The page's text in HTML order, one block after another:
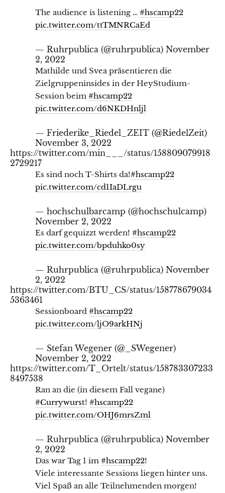
The audience is listening … #hscamp22
pic.twitter.com/ttTMNRCaEd
— Ruhrpublica (@ruhrpublica) November
2, 2022
Mathilde und Svea präsentieren die
Zielgruppeninsides in der HeyStudium-
Session beim #hscamp22
pic.twitter.com/d6NKDHnljl
— Friederike_Riedel_ZEIT (@RiedelZeit)
November 3, 2022
https://twitter.com/min___/status/158809079918
2729217
Es sind noch T-Shirts da!#hscamp22
pic.twitter.com/cd1IaDLrgu
— hochschulbarcamp (@hochschulcamp)
November 2, 2022
Es darf gequizzt werden! #hscamp22
pic.twitter.com/bpduhko0sy
— Ruhrpublica (@ruhrpublica) November
2, 2022
https://twitter.com/BTU_CS/status/158778679034
5363461
Sessionboard #hscamp22
pic.twitter.com/ljO9arkHNj
— Stefan Wegener (@_SWegener)
November 2, 2022
https://twitter.com/T_Ortelt/status/158783307233
8497538
Ran an die (in diesem Fall vegane)
#Currywurst! #hscamp22
pic.twitter.com/OHJ6mrsZml
— Ruhrpublica (@ruhrpublica) November
2, 2022
Das war Tag 1 im #hscamp22!
Viele interessante Sessions liegen hinter uns.
Viel Spaß an alle Teilnehmenden morgen!